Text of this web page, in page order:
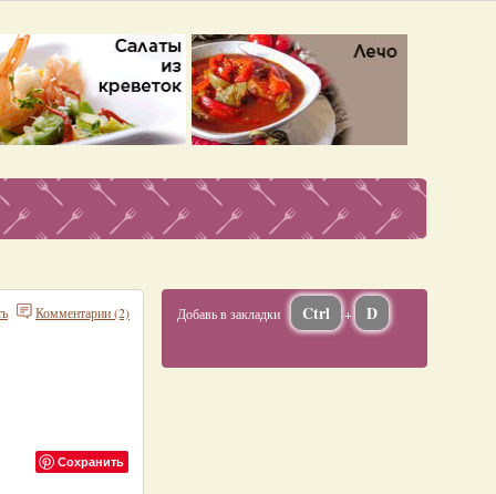
Комментарии (2)
Сохранить
Добавь в закладки Ctrl + D